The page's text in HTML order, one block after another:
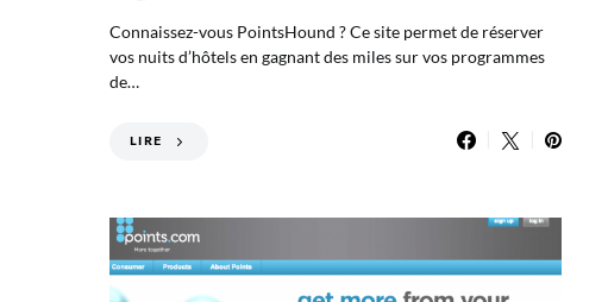
Connaissez-vous PointsHound ? Ce site permet de réserver
vos nuits d’hôtels en gagnant des miles sur vos programmes
de…
LIRE